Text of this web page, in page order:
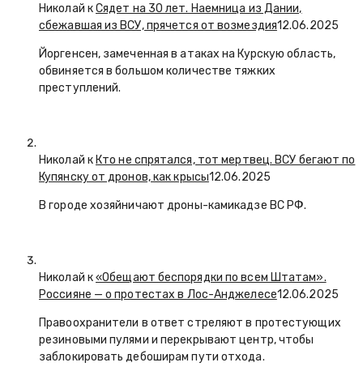
Николай кСядет на 30 лет. Наемница из Дании,
сбежавшая из ВСУ, прячется от возмездия12.06.2025
Йоргенсен, замеченная в атаках на Курскую область,
обвиняется в большом количестве тяжких
преступлений.
Николай к Кто не спрятался, тот мертвец. ВСУ бегают по
Купянску от дронов, как крысы12.06.2025
В городе хозяйничают дроны-камикадзе ВС РФ.
Николай к«Обещают беспорядки по всем Штатам».
Россияне — о протестах в Лос-Анджелесе12.06.2025
Правоохранители в ответ стреляют в протестующих
резиновыми пулями и перекрывают центр, чтобы
заблокировать дебоширам пути отхода.